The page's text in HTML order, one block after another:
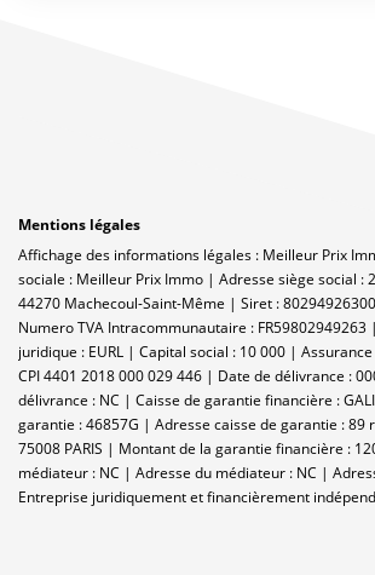
Mentions légales
Affichage des informations légales : Meilleur Prix
sociale : Meilleur Prix Immo | Adresse siège social :
44270 Machecoul-Saint-Même | Siret :
Numero TVA Intracommunautaire : FR59802949263
juridique : EURL | Capital social : 10 000 | Assurance
CPI 4401 2018 000 029 446 | Date de délivrance :
délivrance : NC | Caisse de garantie financière :
garantie : 46857G | Adresse caisse de garantie : 89
75008 PARIS | Montant de la garantie financière :
médiateur : NC | Adresse du médiateur : NC |
Entreprise juridiquement et financièrement